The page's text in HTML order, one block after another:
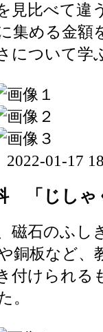
見比べて違
集める金額
について学
2022-01-17
「じしゃ
磁石のふし
銅板など、
付けられる
。